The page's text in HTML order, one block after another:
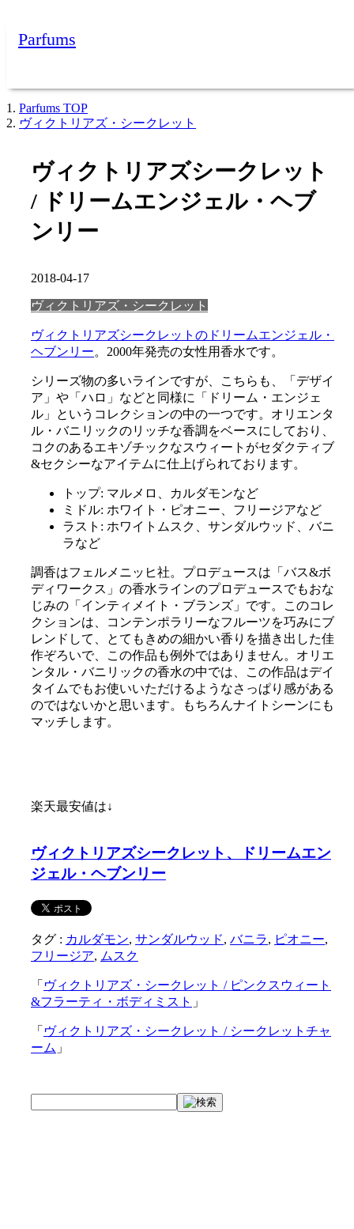
Parfums
Parfums TOP
ヴィクトリアズ・シークレット
ヴィクトリアズシークレット
/ ドリームエンジェル・ヘブ
ンリー
2018-04-17
ヴィクトリアズ・シークレット
ヴィクトリアズシークレットのドリームエンジェル・
ヘブンリー。2000年発売の女性用香水です。
シリーズ物の多いラインですが、こちらも、「デザイ
ア」や「ハロ」などと同様に「ドリーム・エンジェ
ル」というコレクションの中の一つです。オリエンタ
ル・バニリックのリッチな香調をベースにしており、
コクのあるエキゾチックなスウィートがセダクティブ
&セクシーなアイテムに仕上げられております。
トップ: マルメロ、カルダモンなど
ミドル: ホワイト・ピオニー、フリージアなど
ラスト: ホワイトムスク、サンダルウッド、バニ
ラなど
調香はフェルメニッヒ社。プロデュースは「バス&ボ
ディワークス」の香水ラインのプロデュースでもおな
じみの「インティメイト・ブランズ」です。このコレ
クションは、コンテンポラリーなフルーツを巧みにブ
レンドして、とてもきめの細かい香りを描き出した佳
作ぞろいで、この作品も例外ではありません。オリエ
ンタル・バニリックの香水の中では、この作品はデイ
タイムでもお使いいただけるようなさっぱり感がある
のではないかと思います。もちろんナイトシーンにも
マッチします。
楽天最安値は↓
ヴィクトリアズシークレット、ドリームエン
ジェル・ヘブンリー
タグ : カルダモン, サンダルウッド, バニラ, ピオニー,
フリージア, ムスク
「 ヴィクトリアズ・シークレット / ピンクスウィート
&フラーティ・ボディミスト 」
「 ヴィクトリアズ・シークレット / シークレットチャ
ーム 」